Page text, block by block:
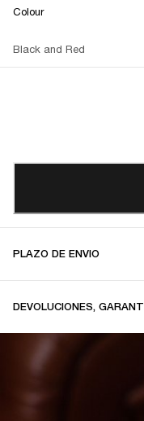
Colour
Black and Red
PLAZO DE ENVIO
DEVOLUCIONES,